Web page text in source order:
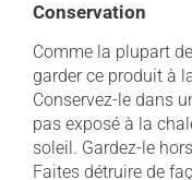
Conservation
Comme la plupart
garder ce produit à
Conservez-le dans
pas exposé à la
soleil. Gardez-le
Faites détruire de